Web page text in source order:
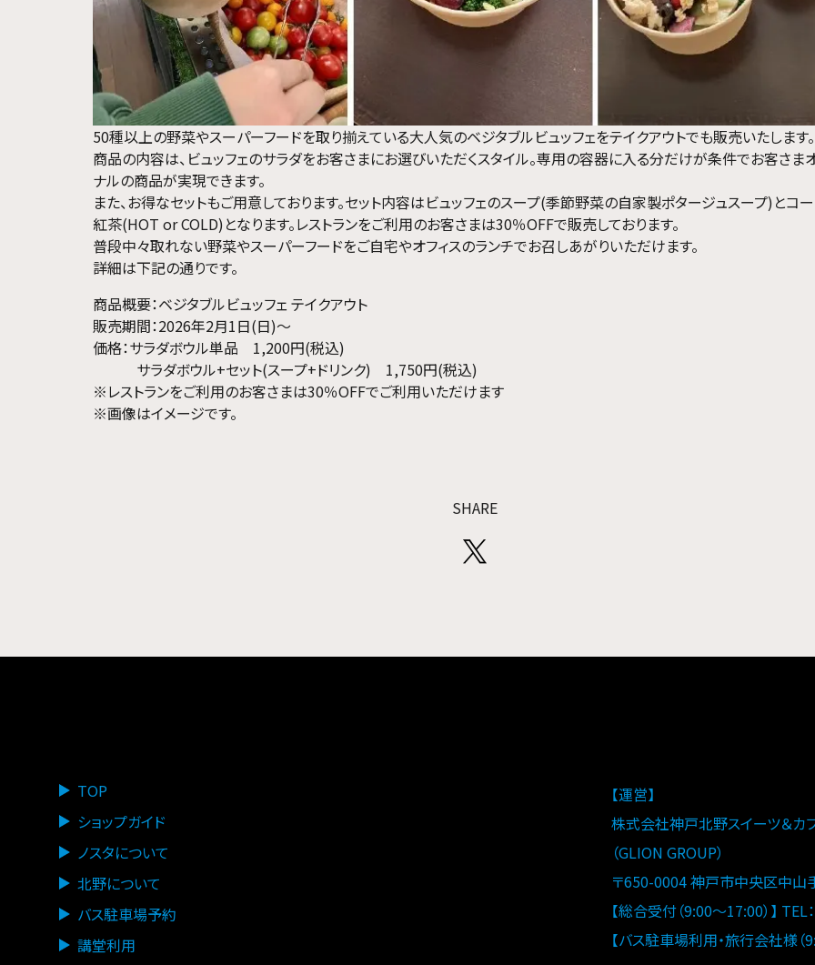
50種以上の野菜やスーパーフードを取り揃えている大人気のベジタブルビュッフェをテイクアウトでも販売いたします。
商品の内容は、ビュッフェのサラダをお客さまにお選びいただくスタイル。専用の容器に入る分だけが条件でお客さま
ナルの商品が実現できます。
また、お得なセットもご用意しております。セット内容はビュッフェのスープ(季節野菜の自家製ポタージュスープ)とコ
紅茶(HOT or COLD)となります。レストランをご利用のお客さまは30％OFFで販売しております。
普段中々取れない野菜やスーパーフードをご自宅やオフィスのランチでお召しあがりいただけます。
詳細は下記の通りです。
商品概要：ベジタブルビュッフェ テイクアウト
販売期間：2026年2月1日(日)～
価格：サラダボウル単品 1,200円(税込)
サラダボウル+セット(スープ+ドリンク) 1,750円(税込)
※レストランをご利用のお客さまは30％OFFでご利用いただけます
※画像はイメージです。
SHARE
TOP
ショップガイド
ノスタについて
北野について
バス駐車場予約
講堂利用
【運営】
株式会社神戸北野スイーツ＆カ
（GLION GROUP）
〒650-0004 神戸市中央区中山
【総合受付（9:00～17:00）】
【バス駐車場利用・旅行会社様